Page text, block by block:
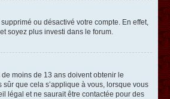
ou désactivé votre compte. En effet,
soyez plus investi dans le forum.
moins de 13 ans doivent obtenir le
que cela s’applique à vous, lorsque vous
légal et ne saurait être contactée pour des